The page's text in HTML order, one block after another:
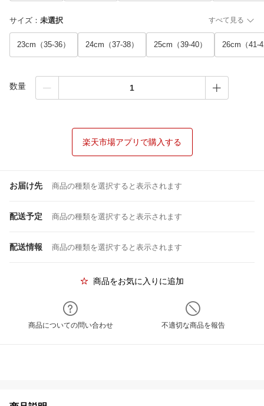
サイズ ： 未選択 すべて見る
23cm（35-36） 24cm（37-38） 25cm（39-40） 26cm（41-
数量
楽天市場アプリで購入する
お届け先 商品の種類を選択すると表示されます
配送予定 商品の種類を選択すると表示されます
配送情報 商品の種類を選択すると表示されます
商品をお気に入りに追加
商品についての問い合わせ 不適切な商品を報告